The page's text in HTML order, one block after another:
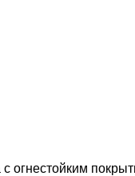
огнестойким